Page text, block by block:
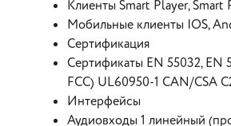
Клиенты Smart Player, Smart
Мобильные клиенты IOS,
Сертификация
Сертификаты EN 55032, EN
FCC) UL60950-1 CAN/CSA
Интерфейсы
Аудиовходы 1 линейный